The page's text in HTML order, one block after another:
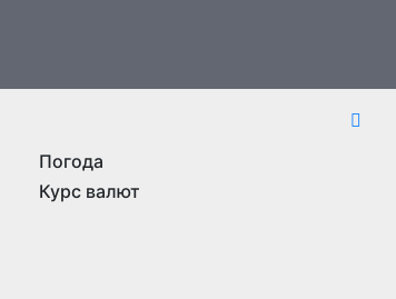
Погода
Курс валют